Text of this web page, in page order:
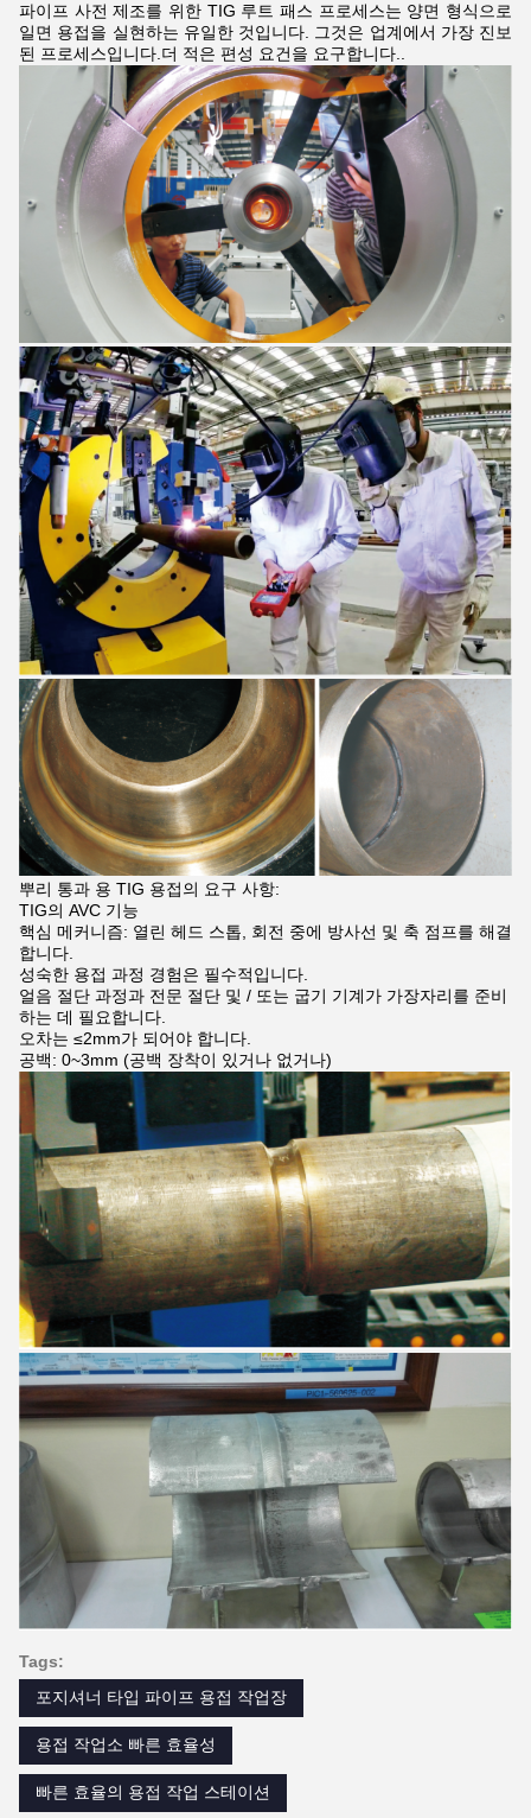
파이프 사전 제조를 위한 TIG 루트 패스 프로세스는 양면 형식으로
일면 용접을 실현하는 유일한 것입니다. 그것은 업계에서 가장 진보
된 프로세스입니다.더 적은 편성 요건을 요구합니다..
뿌리 통과 용 TIG 용접의 요구 사항:
TIG의 AVC 기능
핵심 메커니즘: 열린 헤드 스톱, 회전 중에 방사선 및 축 점프를 해결
합니다.
성숙한 용접 과정 경험은 필수적입니다.
얼음 절단 과정과 전문 절단 및 / 또는 굽기 기계가 가장자리를 준비
하는 데 필요합니다.
오차는 ≤2mm가 되어야 합니다.
공백: 0~3mm (공백 장착이 있거나 없거나)
Tags:
포지셔너 타입 파이프 용접 작업장
용접 작업소 빠른 효율성
빠른 효율의 용접 작업 스테이션